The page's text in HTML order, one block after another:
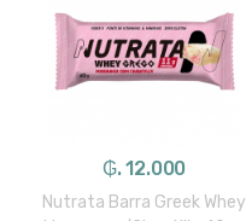
₲. 12.000
Nutrata Barra Greek Whey